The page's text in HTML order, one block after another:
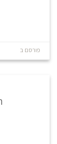
פורסם ב